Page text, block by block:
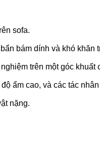
sofa.
bám dính và khó khăn
trên một góc
ẩm cao, và các tác
nặng.